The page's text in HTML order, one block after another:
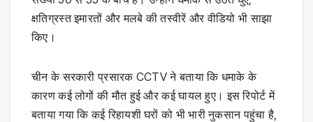
क्षतिग्रस्त इमारतों और मलबे की तस्वीरें और वीडियो भी साझा
किए।
चीन के सरकारी प्रसारक CCTV ने बताया कि धमाके के
कारण कई लोगों की मौत हुई और कई घायल हुए। इस रिपोर्ट में
बताया गया कि कई रिहायशी घरों को भी भारी नुकसान पहुंचा है,